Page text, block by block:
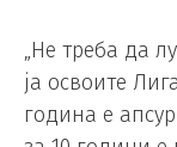
„Не треба да
ја освоите
година е